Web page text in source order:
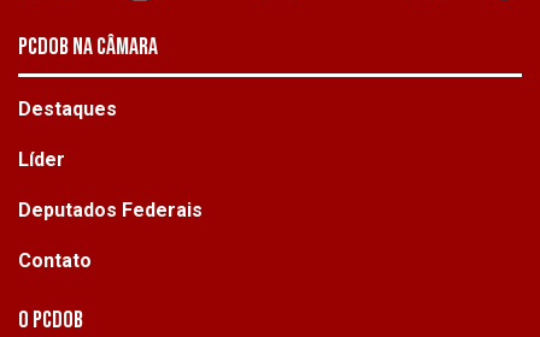
PCDOB NA CÂMARA
Destaques
Líder
Deputados Federais
Contato
O PCdoB